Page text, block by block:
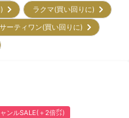
)
ラクマ(買い回りに)
サーティワン(買い回りに)
ンルSALE(＋2倍㌽)